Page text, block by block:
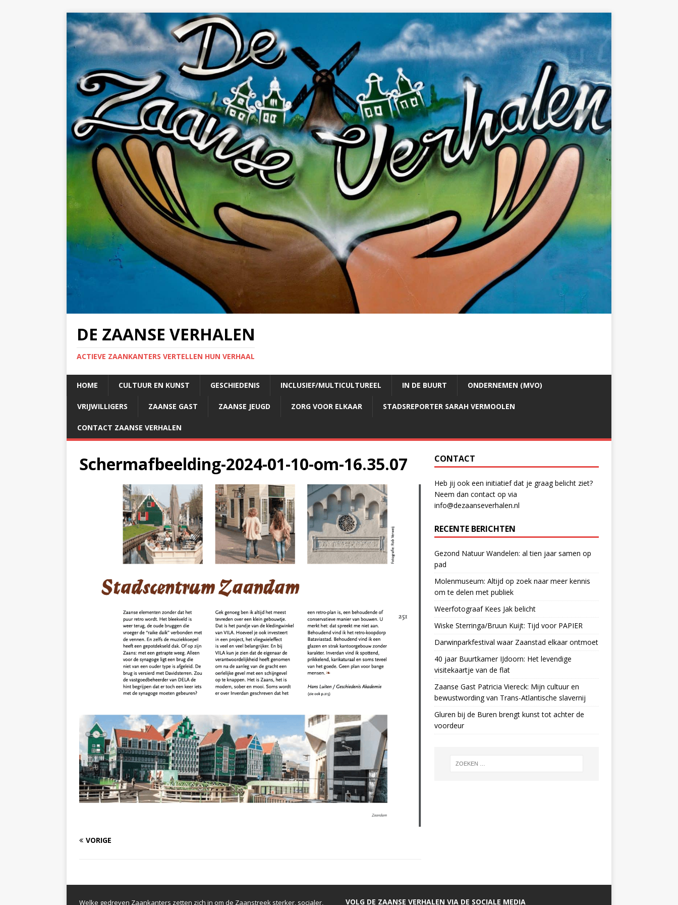
DE ZAANSE VERHALEN
ACTIEVE ZAANKANTERS VERTELLEN HUN VERHAAL
HOME CULTUUR EN KUNST GESCHIEDENIS INCLUSIEF/MULTICULTUREEL IN DE BUURT ONDERNEMEN (MVO)
VRIJWILLIGERS ZAANSE GAST ZAANSE JEUGD ZORG VOOR ELKAAR STADSREPORTER SARAH VERMOOLEN
CONTACT ZAANSE VERHALEN
Scherm­afbeelding-2024-01-10-om-16.35.07
VORIGE
CONTACT
Heb jij ook een initiatief dat je graag belicht ziet?
Neem dan contact op via
info@dezaanseverhalen.nl
RECENTE BERICHTEN
Gezond Natuur Wandelen: al tien jaar samen op
pad
Molenmuseum: Altijd op zoek naar meer kennis
om te delen met publiek
Weerfotograaf Kees Jak belicht
Wiske Sterringa/Bruun Kuijt: Tijd voor PAPIER
Darwinparkfestival waar Zaanstad elkaar ontmoet
40 jaar Buurtkamer IJdoorn: Het levendige
visitekaartje van de flat
Zaanse Gast Patricia Viereck: Mijn cultuur en
bewustwording van Trans-Atlantische slavernij
Gluren bij de Buren brengt kunst tot achter de
voordeur
Welke gedreven Zaankanters zetten zich in om de Zaanstreek sterker, socialer, VOLG DE ZAANSE VERHALEN VIA DE SOCIALE MEDIA